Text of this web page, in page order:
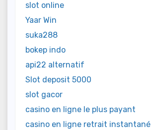
slot online
Yaar Win
suka288
bokep indo
api22 alternatif
Slot deposit 5000
slot gacor
casino en ligne le plus payant
casino en ligne retrait instantané